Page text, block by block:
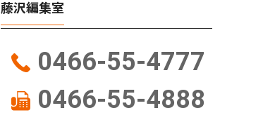
藤沢
発酵食品と盆踊り ８月５日
江の島で祭り
藤沢駅
響、計画
藤沢編集室
0466-55-4777
0466-55-4888